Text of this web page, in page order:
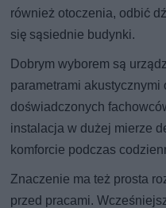
również otoczenia, odbić
się sąsiednie budynki.
Dobrym wyborem są
parametrami
doświadczonych
instalacja w dużej mierze
komforcie podczas
Znaczenie ma też prosta
przed pracami.